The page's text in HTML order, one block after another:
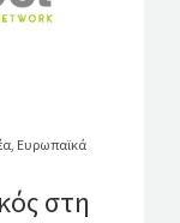
Ευρωπαϊκά
στη